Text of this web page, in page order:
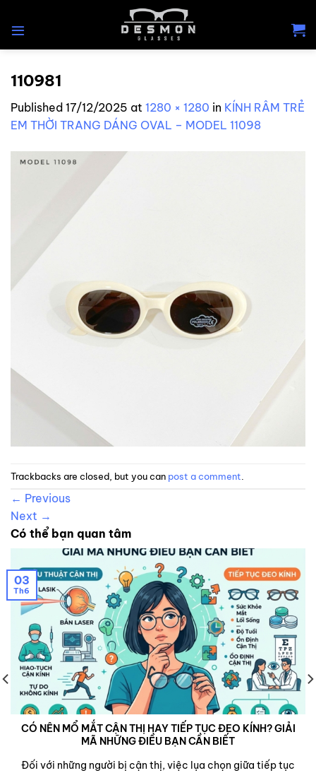
110981
Published 17/12/2025 at 1280 × 1280 in KÍNH RÂM TRẺ
EM THỜI TRANG DÁNG OVAL – MODEL 11098
Trackbacks are closed, but you can post a comment
← Previous
Next →
Có thể bạn quan tâm
CÓ NÊN MỔ MẮT CẬN THỊ HAY TIẾP TỤC ĐEO KÍNH? GIẢI
MÃ NHỮNG ĐIỀU BẠN CẦN BIẾT
Đối với những người bị cận thị, việc lụa chọn giữa tiếp tục
03
Th6